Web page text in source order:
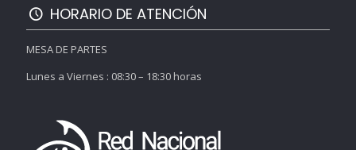
HORARIO DE ATENCIÓN
MESA DE PARTES
Lunes a Viernes : 08:30 – 18:30 horas